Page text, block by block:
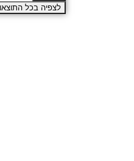
לצפיה בכל